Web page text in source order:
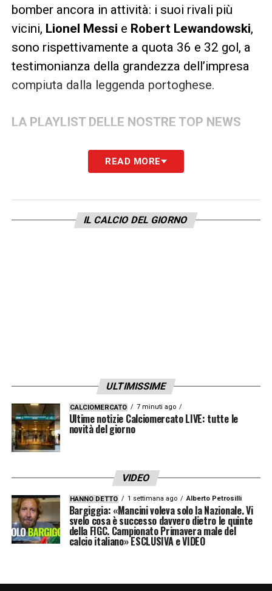
bomber ancora in attività: i suoi rivali più
vicini, Lionel Messi e Robert Lewandowski,
sono rispettivamente a quota 36 e 32 gol, a
testimonianza della grandezza dell’impresa
compiuta dalla leggenda portoghese.
LA PLAYLIST DELLE NOSTRE TOP NEWS
READ MORE
IL CALCIO DEL GIORNO
ULTIMISSIME
CALCIOMERCATO 7 minuti ago
Ultime notizie Calciomercato LIVE: tutte le
novità del giorno
VIDEO
HANNO DETTO 1 settimana ago Alberto Petrosilli
Bargiggia: «Mancini voleva solo la Nazionale. Vi
svelo cosa è successo davvero dietro le quinte
della FIGC. Campionato Primavera male del
calcio italiano» ESCLUSIVA e VIDEO